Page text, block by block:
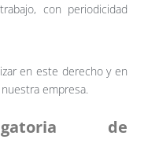
con periodicidad
en este derecho y en
empresa.
de